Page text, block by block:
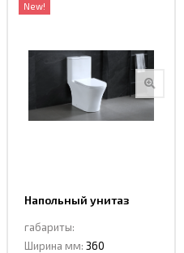
New!
Напольный унитаз
(TR80687) монолит 1
габариты:
Ширина мм: 360